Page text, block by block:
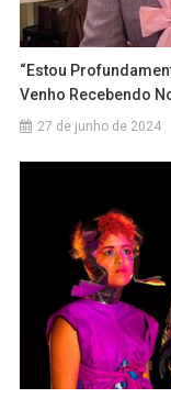
“Estou
Venho Recebendo
27 de junho de 2024